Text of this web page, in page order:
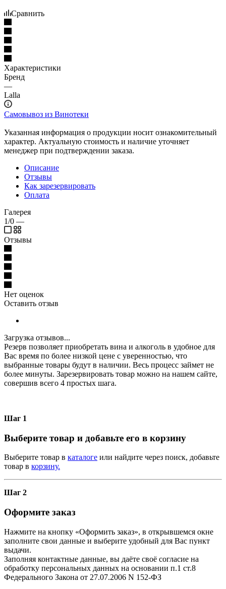
Сравнить
Характеристики
Бренд
—
Lalla
Самовывоз из Винотеки
Указанная информация о продукции носит ознакомительный
характер. Актуальную стоимость и наличие уточняет
менеджер при подтверждении заказа.
Описание
Отзывы
Как зарезервировать
Оплата
Галерея
1/0 —
Отзывы
Нет оценок
Оставить отзыв
Загрузка отзывов...
Резерв позволяет приобретать вина и алкоголь в удобное для
Вас время по более низкой цене с уверенностью, что
выбранные товары будут в наличии. Весь процесс займет не
более минуты. Зарезервировать товар можно на нашем сайте,
совершив всего 4 простых шага.
Шаг 1
Выберите товар и добавьте его в корзину
Выберите товар в каталоге или найдите через поиск, добавьте
товар в корзину.
Шаг 2
Оформите заказ
Нажмите на кнопку «Оформить заказ», в открывшемся окне
заполните свои данные и выберите удобный для Вас пункт
выдачи.
Заполняя контактные данные, вы даёте своё согласие на
обработку персональных данных на основании п.1 ст.8
Федерального Закона от 27.07.2006 N 152-ФЗ